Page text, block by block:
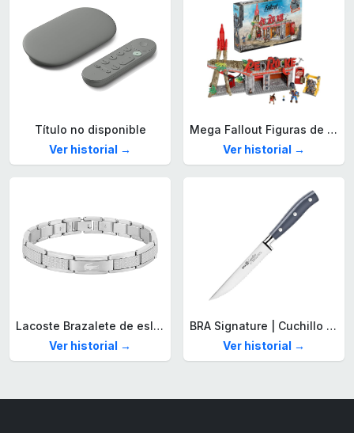
Título no disponible
Ver historial →
Mega Fallout Figuras de acción y Juguetes de construcción, Parada de Camiones Red Rocket con 824 Piezas, 2 Personajes articulados y Accesorios, para coleccionistas, HXT00
Ver historial →
Lacoste Brazalete de eslabón para Hombre Colección STENCIL de Acero inoxidable
Ver historial →
BRA Signature | Cuchillo tomatero 120 mm, Acero Inoxidable alemán forjado con Molibdeno Vanadio, Mango Remachado ABS, Diseño Ergonómico, Hoja 1,6 mm espesor
Ver historial →